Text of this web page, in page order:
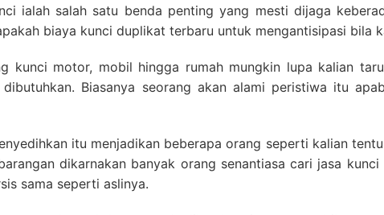
ialah salah satu benda penting yang mesti dijaga
biaya kunci duplikat terbaru untuk mengantisipasi bila
kunci motor, mobil hingga rumah mungkin lupa kalian
Biasanya seorang akan alami peristiwa itu
itu menjadikan beberapa orang seperti kalian
dikarnakan banyak orang senantiasa cari jasa
sama seperti aslinya.